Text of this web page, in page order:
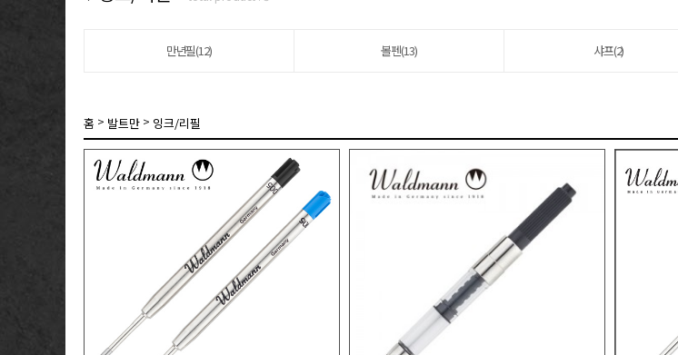
만년필(12) 볼펜(13) 샤프(2)
홈 > 발트만 > 잉크/리필